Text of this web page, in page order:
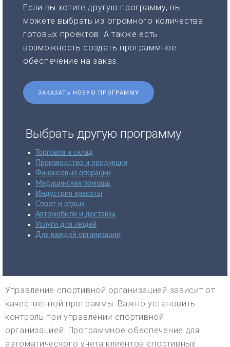
Если вы хотите другую программу, вы
можете выбрать из огромного количества
готовых проектов. А также есть
возможность создать программное
обеспечение на заказ.
ЗАКАЗАТЬ НОВУЮ ПРОГРАММУ
Выбрать другую программу
Торговля и склад
Производство и продукция
Финансовые операции
Медицинская помощь
Индустрия красоты
Спорт и отдых
Автомобили и доставка
Услуги для людей
Для каждой организации
Управление спортивной организацией зависит от
качественной программы. Важно установить
контроль при управлении спортивной
организацией. Программное обеспечение для
автоматического учета клиентов спортивных